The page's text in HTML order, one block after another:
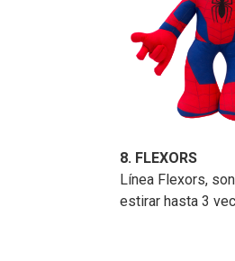
8. FLEXORS
Línea Flexors,
estirar hasta 3